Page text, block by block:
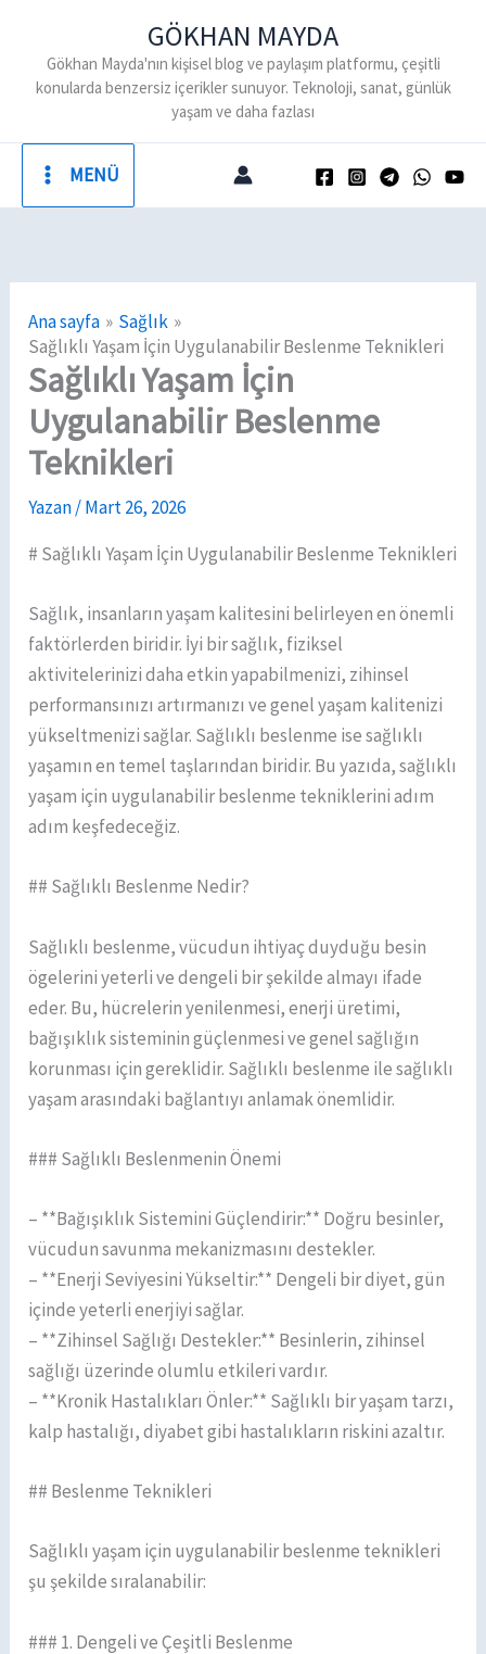
GÖKHAN MAYDA
Gökhan Mayda'nın kişisel blog ve paylaşım platformu, çeşitli
konularda benzersiz içerikler sunuyor. Teknoloji, sanat, günlük
yaşam ve daha fazlası
MENÜ
Ana sayfa
Sağlık
Sağlıklı Yaşam İçin Uygulanabilir Beslenme Teknikleri
Sağlıklı Yaşam İçin
Uygulanabilir Beslenme
Teknikleri
Yazan/Mart 26, 2026
# Sağlıklı Yaşam İçin Uygulanabilir Beslenme Teknikleri
Sağlık, insanların yaşam kalitesini belirleyen en önemli
faktörlerden biridir. İyi bir sağlık, fiziksel
aktivitelerinizi daha etkin yapabilmenizi, zihinsel
performansınızı artırmanızı ve genel yaşam kalitenizi
yükseltmenizi sağlar. Sağlıklı beslenme ise sağlıklı
yaşamın en temel taşlarından biridir. Bu yazıda, sağlıklı
yaşam için uygulanabilir beslenme tekniklerini adım
adım keşfedeceğiz.
## Sağlıklı Beslenme Nedir?
Sağlıklı beslenme, vücudun ihtiyaç duyduğu besin
ögelerini yeterli ve dengeli bir şekilde almayı ifade
eder. Bu, hücrelerin yenilenmesi, enerji üretimi,
bağışıklık sisteminin güçlenmesi ve genel sağlığın
korunması için gereklidir. Sağlıklı beslenme ile sağlıklı
yaşam arasındaki bağlantıyı anlamak önemlidir.
### Sağlıklı Beslenmenin Önemi
– **Bağışıklık Sistemini Güçlendirir:** Doğru besinler,
vücudun savunma mekanizmasını destekler.
– **Enerji Seviyesini Yükseltir:** Dengeli bir diyet, gün
içinde yeterli enerjiyi sağlar.
– **Zihinsel Sağlığı Destekler:** Besinlerin, zihinsel
sağlığı üzerinde olumlu etkileri vardır.
– **Kronik Hastalıkları Önler:** Sağlıklı bir yaşam tarzı,
kalp hastalığı, diyabet gibi hastalıkların riskini azaltır.
## Beslenme Teknikleri
Sağlıklı yaşam için uygulanabilir beslenme teknikleri
şu şekilde sıralanabilir:
### 1. Dengeli ve Çeşitli Beslenme